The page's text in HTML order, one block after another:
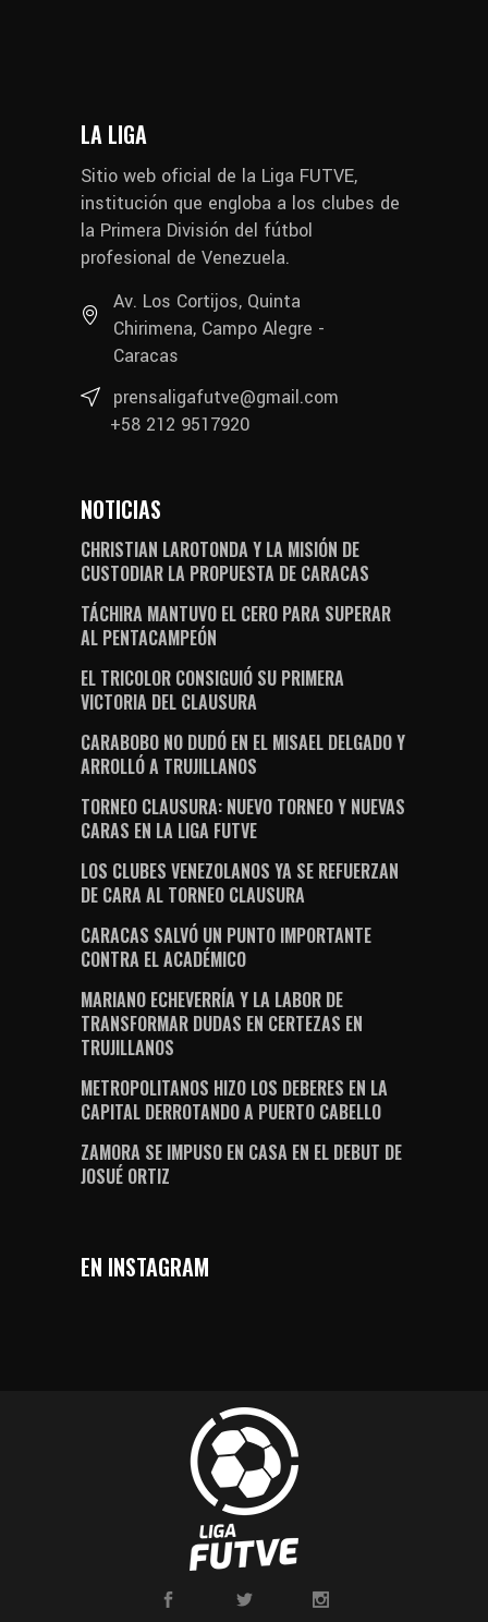
LA LIGA
Sitio web oficial de la Liga FUTVE,
institución que engloba a los clubes de
la Primera División del fútbol
profesional de Venezuela.
Av. Los Cortijos, Quinta
Chirimena, Campo Alegre -
Caracas
prensaligafutve@gmail.com
+58 212 9517920
NOTICIAS
CHRISTIAN LAROTONDA Y LA MISIÓN DE
CUSTODIAR LA PROPUESTA DE CARACAS
TÁCHIRA MANTUVO EL CERO PARA SUPERAR
AL PENTACAMPEÓN
EL TRICOLOR CONSIGUIÓ SU PRIMERA
VICTORIA DEL CLAUSURA
CARABOBO NO DUDÓ EN EL MISAEL DELGADO Y
ARROLLÓ A TRUJILLANOS
TORNEO CLAUSURA: NUEVO TORNEO Y NUEVAS
CARAS EN LA LIGA FUTVE
LOS CLUBES VENEZOLANOS YA SE REFUERZAN
DE CARA AL TORNEO CLAUSURA
CARACAS SALVÓ UN PUNTO IMPORTANTE
CONTRA EL ACADÉMICO
MARIANO ECHEVERRÍA Y LA LABOR DE
TRANSFORMAR DUDAS EN CERTEZAS EN
TRUJILLANOS
METROPOLITANOS HIZO LOS DEBERES EN LA
CAPITAL DERROTANDO A PUERTO CABELLO
ZAMORA SE IMPUSO EN CASA EN EL DEBUT DE
JOSUÉ ORTIZ
EN INSTAGRAM